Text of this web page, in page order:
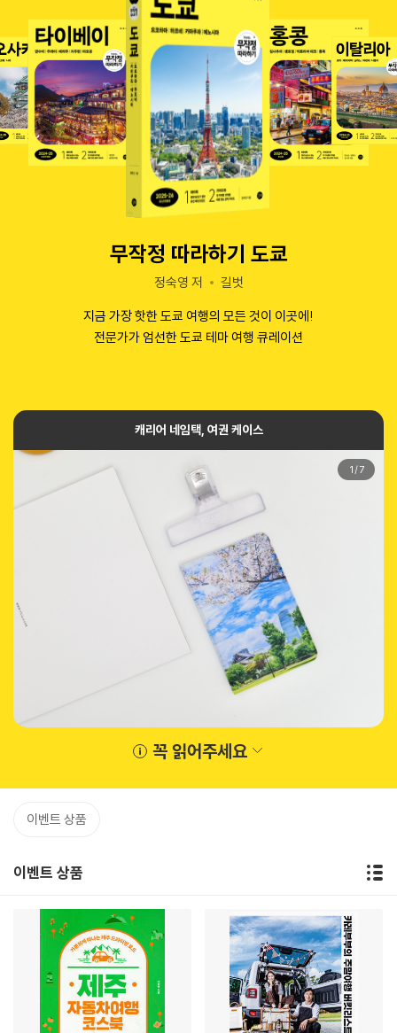
무작정 따라하기 도쿄
정숙영 저
길벗
지금 가장 핫한 도쿄 여행의 모든 것이 이곳에!
전문가가 엄선한 도쿄 테마 여행 큐레이션
캐리어 네임택, 여권 케이스
1 /7
꼭 읽어주세요
이벤트 상품
이벤트 상품